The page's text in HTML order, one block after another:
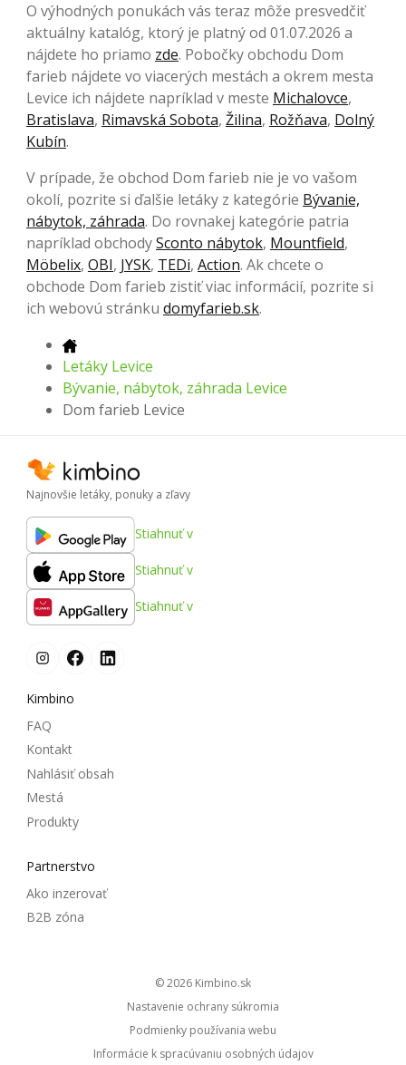
O výhodných ponukách vás teraz môže presvedčiť
aktuálny katalóg, ktorý je platný od 01.07.2026 a
nájdete ho priamo zde. Pobočky obchodu Dom
farieb nájdete vo viacerých mestách a okrem mesta
Levice ich nájdete napríklad v meste Michalovce,
Bratislava, Rimavská Sobota, Žilina, Rožňava, Dolný
Kubín.
V prípade, že obchod Dom farieb nie je vo vašom
okolí, pozrite si ďalšie letáky z kategórie Bývanie,
nábytok, záhrada. Do rovnakej kategórie patria
napríklad obchodySconto nábytok, Mountfield,
Möbelix, OBI, JYSK, TEDi, Action. Ak chcete o
obchode Dom farieb zistiť viac informácií, pozrite si
ich webovú stránku domyfarieb.sk.
Letáky Levice
Bývanie, nábytok, záhrada Levice
Dom farieb Levice
Najnovšie letáky, ponuky a zľavy
Stiahnuť v
Stiahnuť v
Stiahnuť v
Kimbino
FAQ
Kontakt
Nahlásiť obsah
Mestá
Produkty
Partnerstvo
Ako inzerovať
B2B zóna
© 2026
kimbino.sk
Nastavenie ochrany súkromia
Podmienky používania webu
Informácie k spracúvaniu osobných údajov